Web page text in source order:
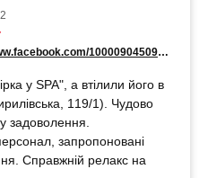
https://www.facebook.com/100009045092046
у SPA", а втілили його в
119/1). Чудово
задоволення.
запропоновані
Справжній релакс на